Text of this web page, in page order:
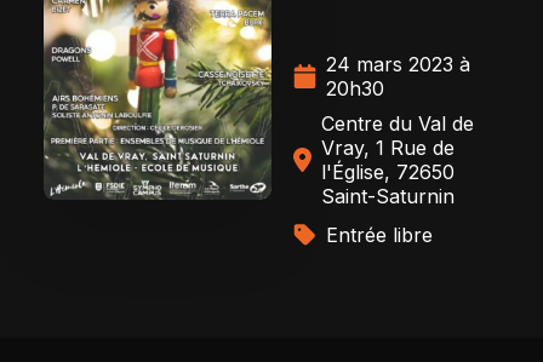
24 mars 2023 à
20h30
Centre du Val de
Vray, 1 Rue de
l'Église, 72650
Saint-Saturnin
Entrée libre